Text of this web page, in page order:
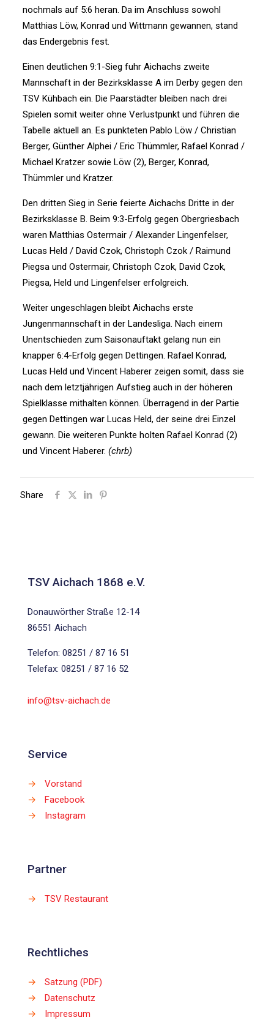
nochmals auf 5:6 heran. Da im Anschluss sowohl
Matthias Löw, Konrad und Wittmann gewannen, stand
das Endergebnis fest.
Einen deutlichen 9:1-Sieg fuhr Aichachs zweite
Mannschaft in der Bezirksklasse A im Derby gegen den
TSV Kühbach ein. Die Paarstädter bleiben nach drei
Spielen somit weiter ohne Verlustpunkt und führen die
Tabelle aktuell an. Es punkteten Pablo Löw / Christian
Berger, Günther Alphei / Eric Thümmler, Rafael Konrad /
Michael Kratzer sowie Löw (2), Berger, Konrad,
Thümmler und Kratzer.
Den dritten Sieg in Serie feierte Aichachs Dritte in der
Bezirksklasse B. Beim 9:3-Erfolg gegen Obergriesbach
waren Matthias Ostermair / Alexander Lingenfelser,
Lucas Held / David Czok, Christoph Czok / Raimund
Piegsa und Ostermair, Christoph Czok, David Czok,
Piegsa, Held und Lingenfelser erfolgreich.
Weiter ungeschlagen bleibt Aichachs erste
Jungenmannschaft in der Landesliga. Nach einem
Unentschieden zum Saisonauftakt gelang nun ein
knapper 6:4-Erfolg gegen Dettingen. Rafael Konrad,
Lucas Held und Vincent Haberer zeigen somit, dass sie
nach dem letztjährigen Aufstieg auch in der höheren
Spielklasse mithalten können. Überragend in der Partie
gegen Dettingen war Lucas Held, der seine drei Einzel
gewann. Die weiteren Punkte holten Rafael Konrad (2)
und Vincent Haberer. (chrb)
Share
TSV Aichach 1868 e.V.
Donauwörther Straße 12-14
86551 Aichach
Telefon: 08251 / 87 16 51
Telefax: 08251 / 87 16 52
info@tsv-aichach.de
Service
→
Vorstand
→
Facebook
→
Instagram
Partner
→ TSV Restaurant
Rechtliches
→
Satzung (PDF)
→
Datenschutz
→
Impressum